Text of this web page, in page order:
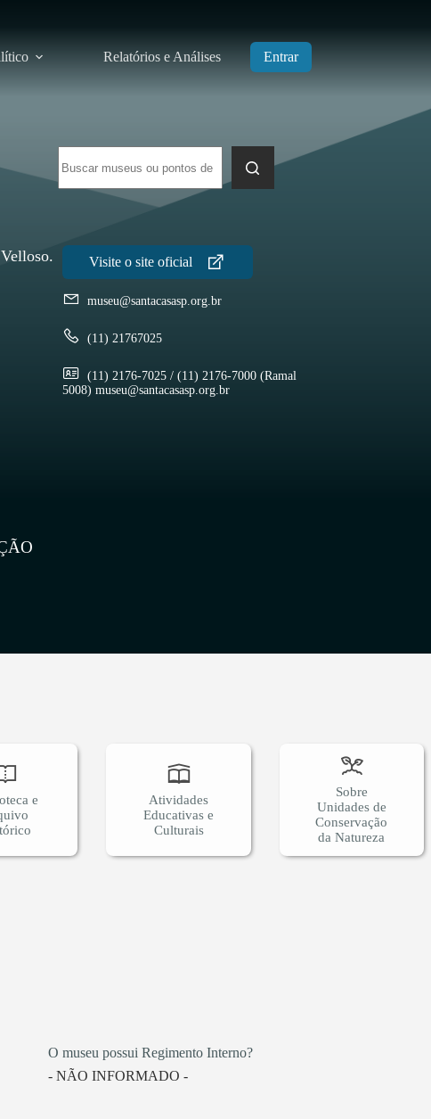
Relatórios e Análises Entrar
resultados
museu@santacasasp.org.br
(11) 21767025
(11) 2176-7025 / (11) 2176-7000 (Ramal
5008) museu@santacasasp.org.br
O museu possui Regimento Interno?
- NÃO INFORMADO -
e
Atividades
Educativas e
Culturais
Sobre
Unidades de
Conservação
da Natureza